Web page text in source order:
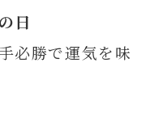
日
必勝で運気を味